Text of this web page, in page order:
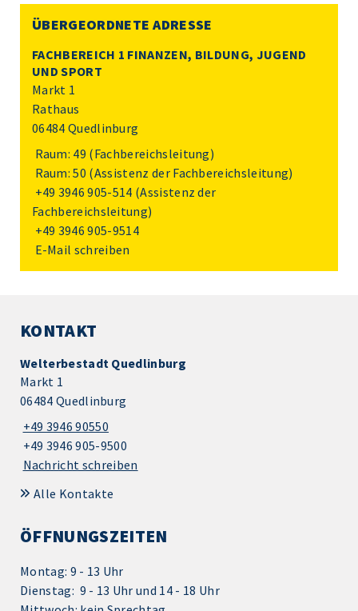
ÜBERGEORDNETE ADRESSE
FACHBEREICH 1 FINANZEN, BILDUNG, JUGEND
UND SPORT
Markt 1
Rathaus
06484 Quedlinburg
Raum: 49 (Fachbereichsleitung)
Raum: 50 (Assistenz der Fachbereichsleitung)
+49 3946 905-514 (Assistenz der
Fachbereichsleitung)
+49 3946 905-9514
E-Mail schreiben
KONTAKT
Welterbestadt Quedlinburg
Markt 1
06484 Quedlinburg
+49 3946 90550
+49 3946 905-9500
Nachricht schreiben
Alle Kontakte
ÖFFNUNGSZEITEN
Montag: 9 - 13 Uhr
Dienstag: 9 - 13 Uhr und 14 - 18 Uhr